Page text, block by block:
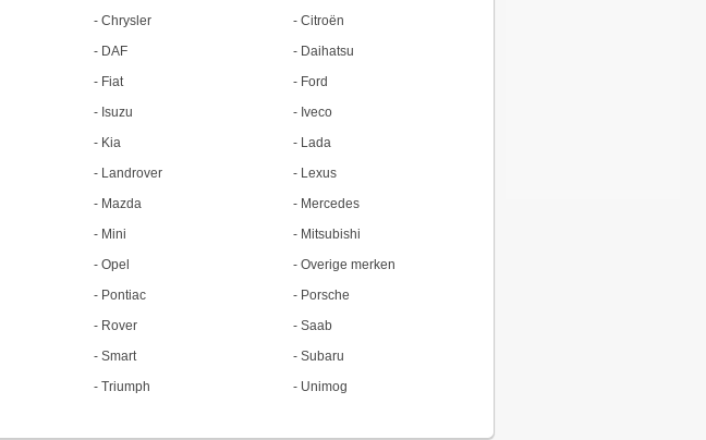
- Chrysler - Citroën
- DAF - Daihatsu
- Fiat - Ford
- Isuzu - Iveco
- Kia - Lada
- Landrover - Lexus
- Mazda - Mercedes
- Mini - Mitsubishi
- Opel - Overige merken
- Pontiac - Porsche
- Rover - Saab
- Smart - Subaru
- Triumph - Unimog